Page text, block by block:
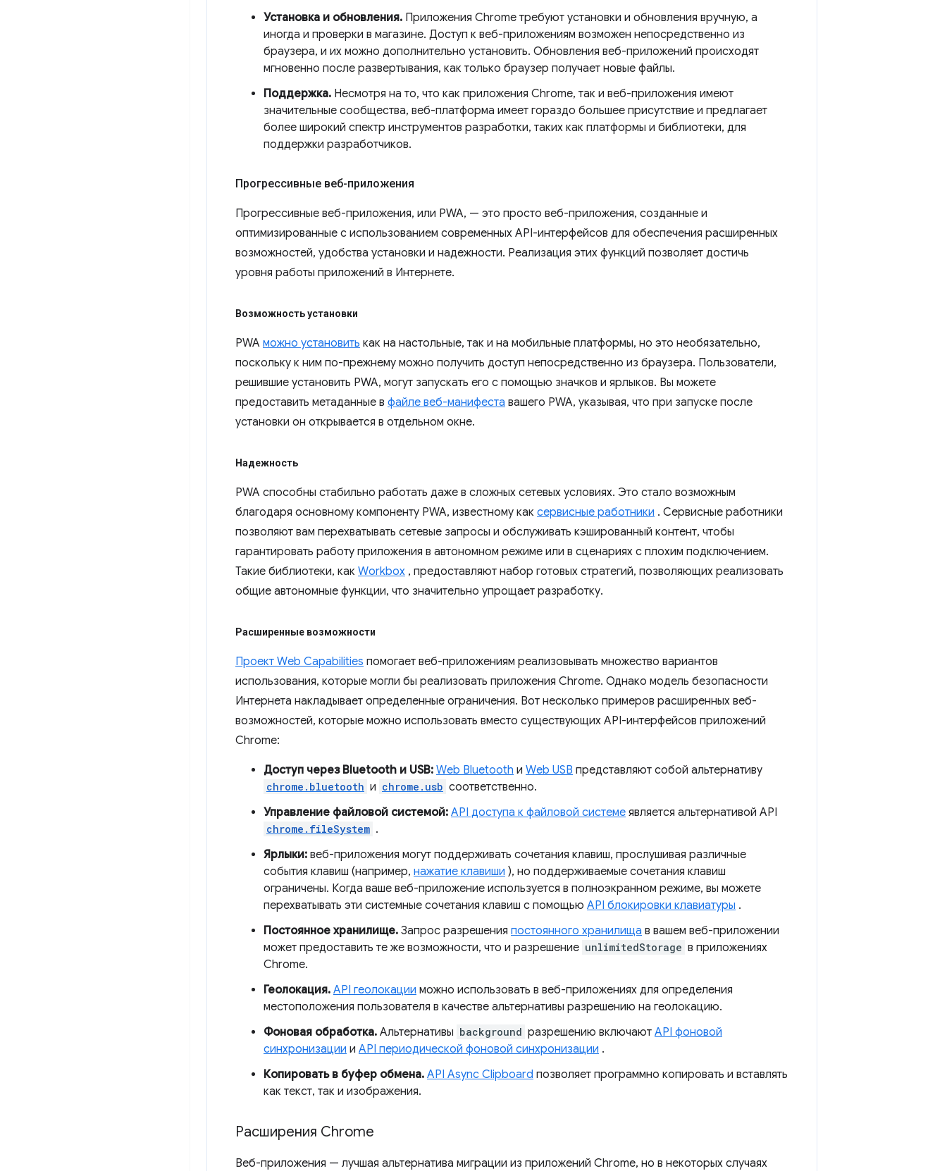
Установка и обновления. Приложения Chrome требуют установки и обновления вручную, а
иногда и проверки в магазине. Доступ к веб-приложениям возможен непосредственно из
браузера, и их можно дополнительно установить. Обновления веб-приложений происходят
мгновенно после развертывания, как только браузер получает новые файлы.
Поддержка. Несмотря на то, что как приложения Chrome, так и веб-приложения имеют
значительные сообщества, веб-платформа имеет гораздо большее присутствие и предлагает
более широкий спектр инструментов разработки, таких как платформы и библиотеки, для
поддержки разработчиков.
Прогрессивные веб-приложения
Прогрессивные веб-приложения, или PWA, — это просто веб-приложения, созданные и
оптимизированные с использованием современных API-интерфейсов для обеспечения расширенных
возможностей, удобства установки и надежности. Реализация этих функций позволяет достичь
уровня работы приложений в Интернете.
Возможность установки
PWA можно установить как на настольные, так и на мобильные платформы, но это необязательно,
поскольку к ним по-прежнему можно получить доступ непосредственно из браузера. Пользователи,
решившие установить PWA, могут запускать его с помощью значков и ярлыков. Вы можете
предоставить метаданные в файле веб-манифеста вашего PWA, указывая, что при запуске после
установки он открывается в отдельном окне.
Надежность
PWA способны стабильно работать даже в сложных сетевых условиях. Это стало возможным
благодаря основному компоненту PWA, известному как сервисные работники . Сервисные работники
позволяют вам перехватывать сетевые запросы и обслуживать кэшированный контент, чтобы
гарантировать работу приложения в автономном режиме или в сценариях с плохим подключением.
Такие библиотеки, как Workbox , предоставляют набор готовых стратегий, позволяющих реализовать
общие автономные функции, что значительно упрощает разработку.
Расширенные возможности
Проект Web Capabilities помогает веб-приложениям реализовывать множество вариантов
использования, которые могли бы реализовать приложения Chrome. Однако модель безопасности
Интернета накладывает определенные ограничения. Вот несколько примеров расширенных веб-
возможностей, которые можно использовать вместо существующих API-интерфейсов приложений
Chrome:
Доступ через Bluetooth и USB: Web Bluetooth и Web USB представляют собой альтернативу
chrome.bluetooth и chrome.usb соответственно.
Управление файловой системой: API доступа к файловой системе является альтернативой API
chrome.fileSystem .
Ярлыки: веб-приложения могут поддерживать сочетания клавиш, прослушивая различные
события клавиш (например, нажатие клавиши ), но поддерживаемые сочетания клавиш
ограничены. Когда ваше веб-приложение используется в полноэкранном режиме, вы можете
перехватывать эти системные сочетания клавиш с помощью API блокировки клавиатуры .
Постоянное хранилище. Запрос разрешения постоянного хранилища в вашем веб-приложении
может предоставить те же возможности, что и разрешение unlimitedStorage в приложениях
Chrome.
Геолокация. API геолокации можно использовать в веб-приложениях для определения
местоположения пользователя в качестве альтернативы разрешению на геолокацию.
Фоновая обработка. Альтернативы background разрешению включают API фоновой
синхронизации и API периодической фоновой синхронизации .
Копировать в буфер обмена. API Async Clipboard позволяет программно копировать и вставлять
как текст, так и изображения.
Расширения Chrome
Веб-приложения — лучшая альтернатива миграции из приложений Chrome, но в некоторых случаях